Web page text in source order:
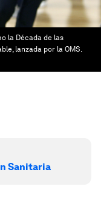
la Década de las
lanzada por la OMS.
Sanitaria